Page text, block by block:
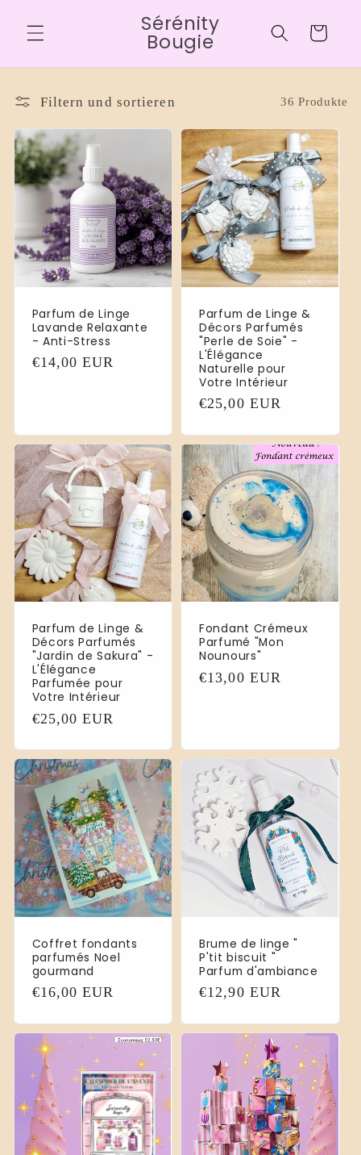
Inhalt
Sérénity
Bougie Warenkorb
Filtern und sortieren 36 Produkte
Parfum de Linge
Lavande Relaxante
- Anti-Stress
Normaler
€14,00 EUR
Parfum de Linge &
Décors Parfumés
"Perle de Soie" -
L'Élégance
Naturelle pour
Votre Intérieur
Normaler
€25,00 EUR
Parfum de Linge &
Décors Parfumés
"Jardin de Sakura" -
L'Élégance
Parfumée pour
Votre Intérieur
Normaler
€25,00 EUR
Fondant Crémeux
Parfumé "Mon
Nounours"
Normaler
€13,00 EUR
Coffret fondants
parfumés Noel
gourmand
Normaler
€16,00 EUR
Brume de linge "
P'tit biscuit "
Parfum d'ambiance
Normaler
€12,90 EUR